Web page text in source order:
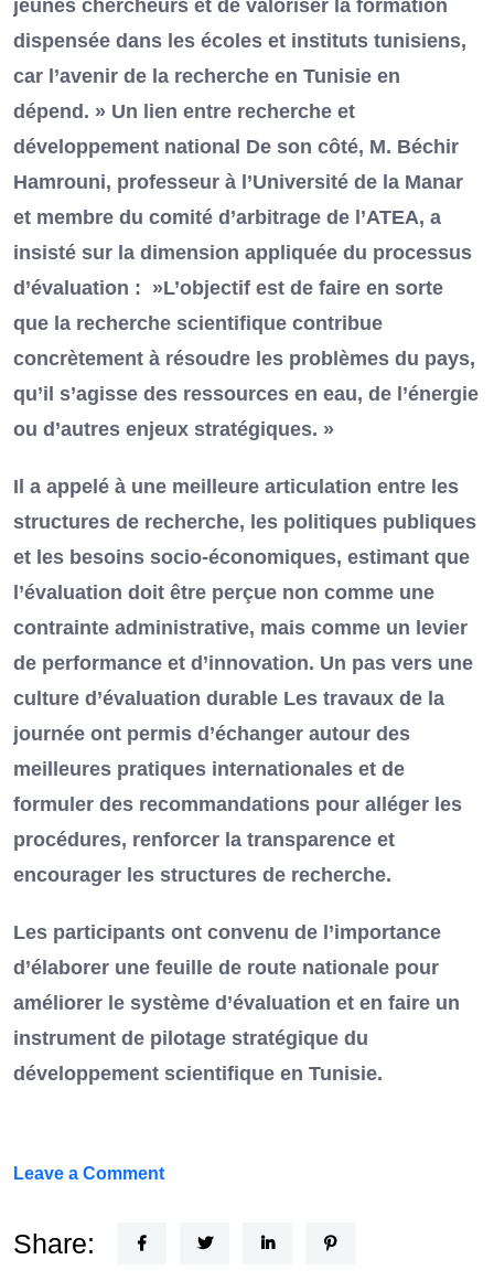
jeunes chercheurs et de valoriser la formation
dispensée dans les écoles et instituts tunisiens,
car l’avenir de la recherche en Tunisie en
dépend. » Un lien entre recherche et
développement national De son côté, M. Béchir
Hamrouni, professeur à l’Université de la Manar
et membre du comité d’arbitrage de l’ATEA, a
insisté sur la dimension appliquée du processus
d’évaluation : »L’objectif est de faire en sorte
que la recherche scientifique contribue
concrètement à résoudre les problèmes du pays,
qu’il s’agisse des ressources en eau, de l’énergie
ou d’autres enjeux stratégiques. »
Il a appelé à une meilleure articulation entre les
structures de recherche, les politiques publiques
et les besoins socio-économiques, estimant que
l’évaluation doit être perçue non comme une
contrainte administrative, mais comme un levier
de performance et d’innovation. Un pas vers une
culture d’évaluation durable Les travaux de la
journée ont permis d’échanger autour des
meilleures pratiques internationales et de
formuler des recommandations pour alléger les
procédures, renforcer la transparence et
encourager les structures de recherche.
Les participants ont convenu de l’importance
d’élaborer une feuille de route nationale pour
améliorer le système d’évaluation et en faire un
instrument de pilotage stratégique du
développement scientifique en Tunisie.
Leave a Commenton
Horizon
Share: